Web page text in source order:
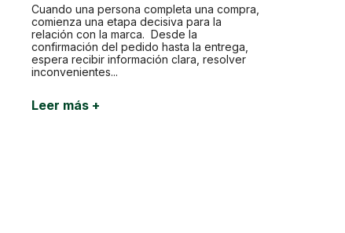
Cuando una persona completa una compra,
comienza una etapa decisiva para la
relación con la marca. Desde la
confirmación del pedido hasta la entrega,
espera recibir información clara, resolver
inconvenientes...
Leer más +